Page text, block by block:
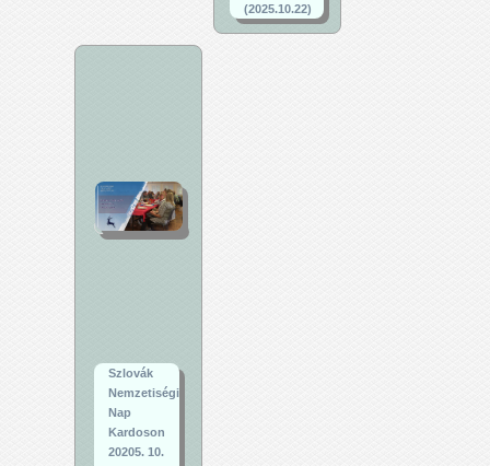
(2025.10.22)
Szlovák
Nemzetiségi
Nap
Kardoson
20205. 10.